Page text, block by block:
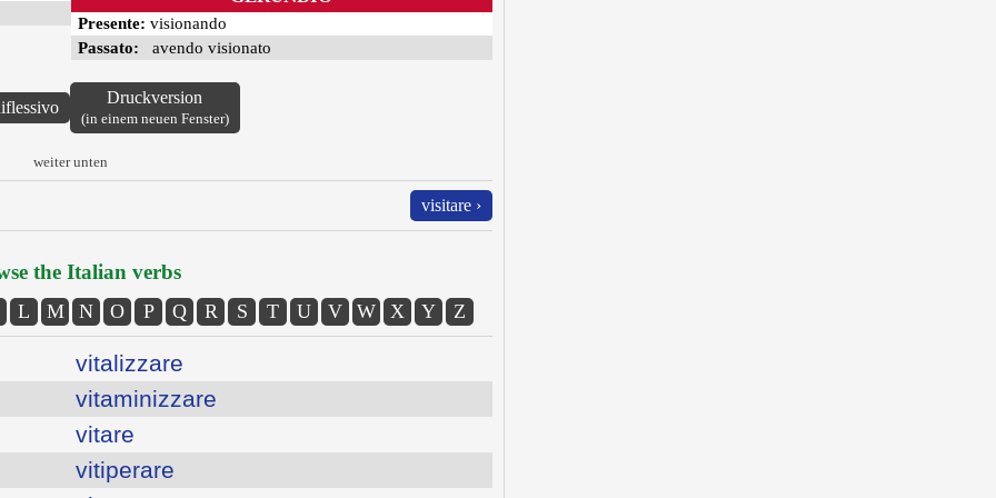
Presente: visionando
Passato: avendo visionato
Druckversion
(in einem neuen Fenster)
weiter unten
visitare ›
the Italian verbs
L M N O P Q R S T U V W X Y Z
vitalizzare
vitaminizzare
vitare
vitiperare